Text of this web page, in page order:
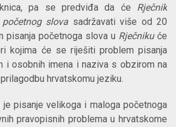
pa se predviđa da će Rječnik
slova sadržavati više od 20
pisanja početnoga slova u Rječnikuće
kojima će se riješiti problem pisanja
i osobnih imena i naziva s obzirom na
hrvatskomu jeziku.
pisanje velikoga i maloga početnoga
pravopisnih problema u hrvatskome